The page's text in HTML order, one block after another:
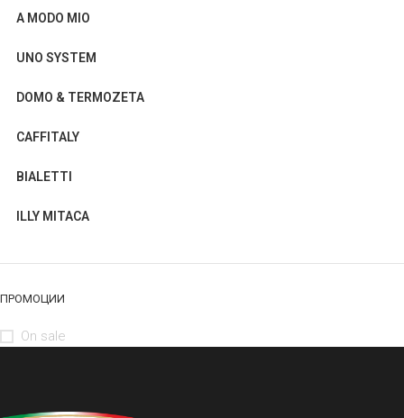
A MODO MIO
UNO SYSTEM
DOMO & TERMOZETA
CAFFITALY
BIALETTI
ILLY MITACA
ПРОМОЦИИ
On sale